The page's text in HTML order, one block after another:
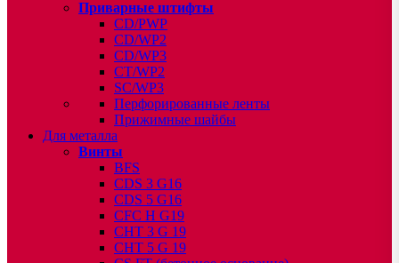
Приварные штифты
CD/PWP
CD/WP2
CD/WP3
CT/WP2
SC/WP3
Перфорированные ленты
Прижимные шайбы
Для металла
Винты
BFS
CDS 3 G16
CDS 5 G16
CFC H G19
CHT 3 G 19
CHT 5 G 19